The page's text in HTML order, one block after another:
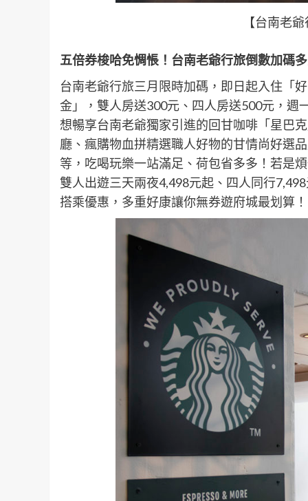
【台南老
五倍券梭哈免惆悵！台南老爺行旅倒數加碼
台南老爺行旅三月限時加碼，即日起入住「
金」，雙人房送300元、四人房送500元，週
想暢享台南老爺獨家引進的回甘咖啡「星巴
廳、瘋購物血拼精選職人好物的甘情尚好選
等，吃喝玩樂一站滿足、荷包省多多！若是
雙人出遊三天兩夜4,498元起、四人同行
搭乘優惠，多重好康讓你無券遊府城最划算！